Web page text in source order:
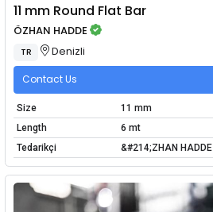
11 mm Round Flat Bar
ÖZHAN HADDE
TR Denizli
Contact Us
Size
11 mm
Length
6 mt
Tedarikçi
&#214;ZHAN HADDE